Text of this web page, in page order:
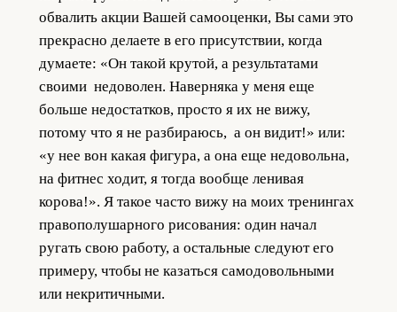
обвалить акции Вашей самооценки, Вы сами это
прекрасно делаете в его присутствии, когда
думаете: «Он такой крутой, а результатами
своими недоволен. Наверняка у меня еще
больше недостатков, просто я их не вижу,
потому что я не разбираюсь, а он видит!» или:
«у нее вон какая фигура, а она еще недовольна,
на фитнес ходит, я тогда вообще ленивая
корова!». Я такое часто вижу на моих тренингах
правополушарного рисования: один начал
ругать свою работу, а остальные следуют его
примеру, чтобы не казаться самодовольными
или некритичными.